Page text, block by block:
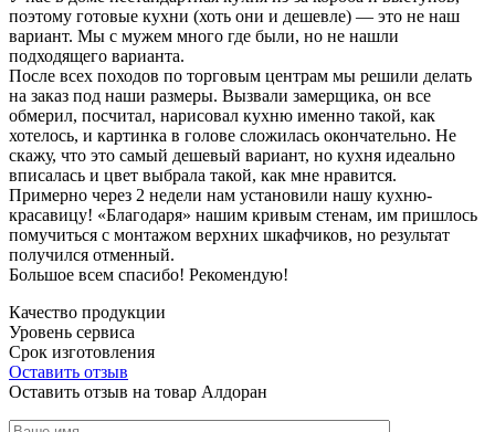
поэтому готовые кухни (хоть они и дешевле) — это не наш
вариант. Мы с мужем много где были, но не нашли
подходящего варианта.
После всех походов по торговым центрам мы решили делать
на заказ под наши размеры. Вызвали замерщика, он все
обмерил, посчитал, нарисовал кухню именно такой, как
хотелось, и картинка в голове сложилась окончательно. Не
скажу, что это самый дешевый вариант, но кухня идеально
вписалась и цвет выбрала такой, как мне нравится.
Примерно через 2 недели нам установили нашу кухню-
красавицу! «Благодаря» нашим кривым стенам, им пришлось
помучиться с монтажом верхних шкафчиков, но результат
получился отменный.
Большое всем спасибо! Рекомендую!
Качество продукции
Уровень сервиса
Срок изготовления
Оставить отзыв
Оставить отзыв на товар Алдоран